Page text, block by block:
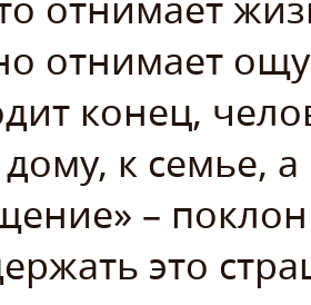
отнимает
конец,
к семье,
–
это